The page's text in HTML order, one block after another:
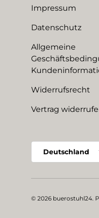
Impressum
Datenschutz
Allgemeine
Widerrufsrecht
Vertrag
Deutschland
© 2026 buerostuhl24.